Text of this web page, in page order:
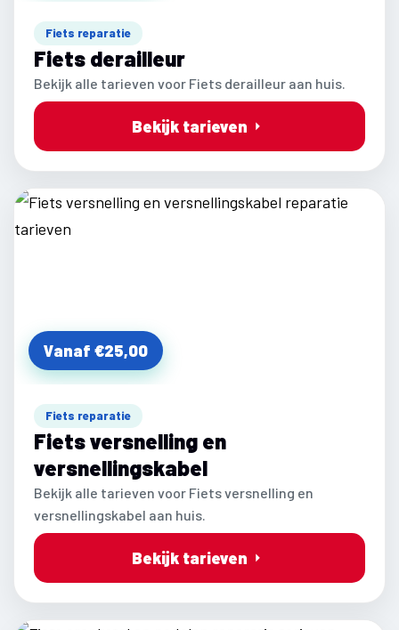
Fiets reparatie
Fiets derailleur
Bekijk alle tarieven voor Fiets derailleur aan huis.
Bekijk tarieven
Vanaf €25,00
Fiets reparatie
Fiets versnelling en
versnellingskabel
Bekijk alle tarieven voor Fiets versnelling en
versnellingskabel aan huis.
Bekijk tarieven